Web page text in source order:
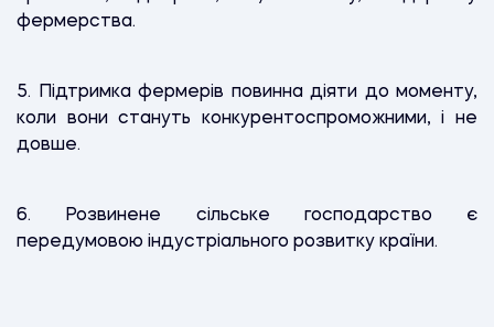
фермерства.
5. Підтримка фермерів повинна діяти до моменту,
коли вони стануть конкурентоспроможними, і не
довше.
6. Розвинене сільське господарство є
передумовою індустріального розвитку країни.